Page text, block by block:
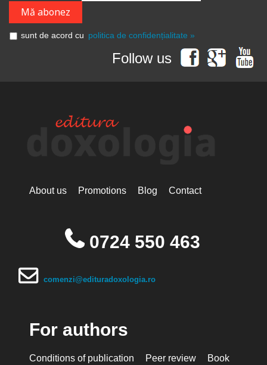
sunt de acord cu politica de confidențialitate »
Follow us
About us Promotions Blog Contact
0724 550 463
comenzi@edituradoxologia.ro
For authors
Conditions of publication Peer review
Book